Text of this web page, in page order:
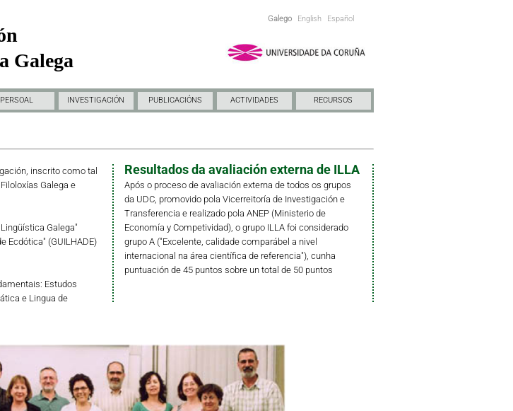
Galego English Español
Galega
PERSOAL INVESTIGACIÓN PUBLICACIÓNS ACTIVIDADES RECURSOS
inscrito como tal
Galega e
Galega"
Ecdótica" (GUILHADE)
Estudos
e Lingua de
Resultados da avaliación externa de ILLA
Após o proceso de avaliación externa de todos os grupos
da UDC, promovido pola Vicerreitoría de Investigación e
Transferencia e realizado pola ANEP (Ministerio de
Economía y Competividad), o grupo ILLA foi considerado
grupo A ("Excelente, calidade comparábel a nivel
internacional na área científica de referencia"), cunha
puntuación de 45 puntos sobre un total de 50 puntos